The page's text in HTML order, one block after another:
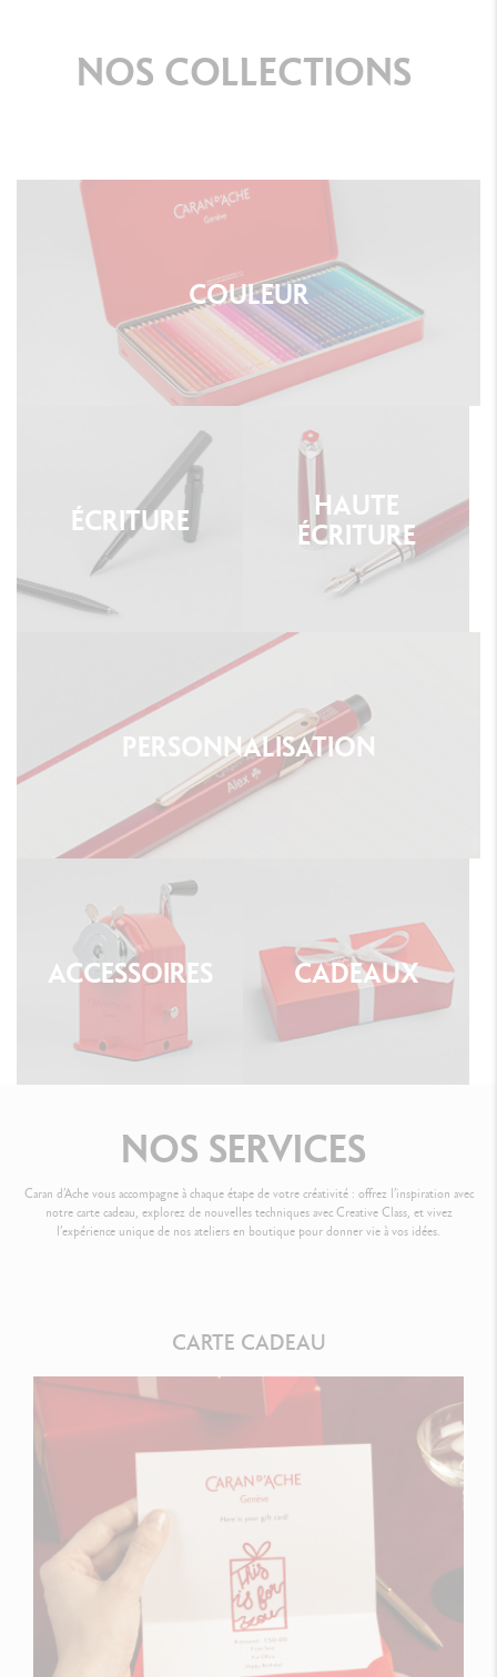
NOS COLLECTIONS
COULEUR
ÉCRITURE
HAUTE
ÉCRITURE
PERSONNALISATION
ACCESSOIRES CADEAUX
NOS SERVICES
Caran d’Ache vous accompagne à chaque étape de votre créativité : offrez l’inspiration avec
notre carte cadeau, explorez de nouvelles techniques avec Creative Class, et vivez
l’expérience unique de nos ateliers en boutique pour donner vie à vos idées.
CARTE CADEAU